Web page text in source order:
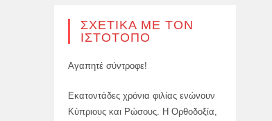
ΣΧΕΤΙΚΆ ΜΕ ΤΟΝ
ΙΣΤΌΤΟΠΟ
Αγαπητέ σύντροφε!
Εκατοντάδες χρόνια φιλίας ενώνουν
Κύπριους και Ρώσους. Η Ορθοδοξία,